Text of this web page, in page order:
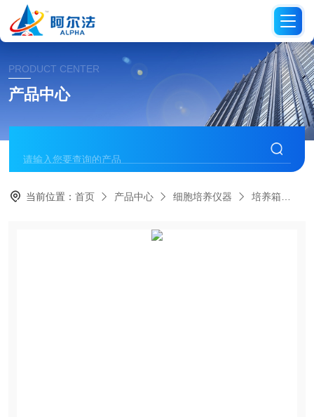
PRODUCT CENTER
产品中心
当前位置：首页 产品中心 细胞培养仪器 培养箱